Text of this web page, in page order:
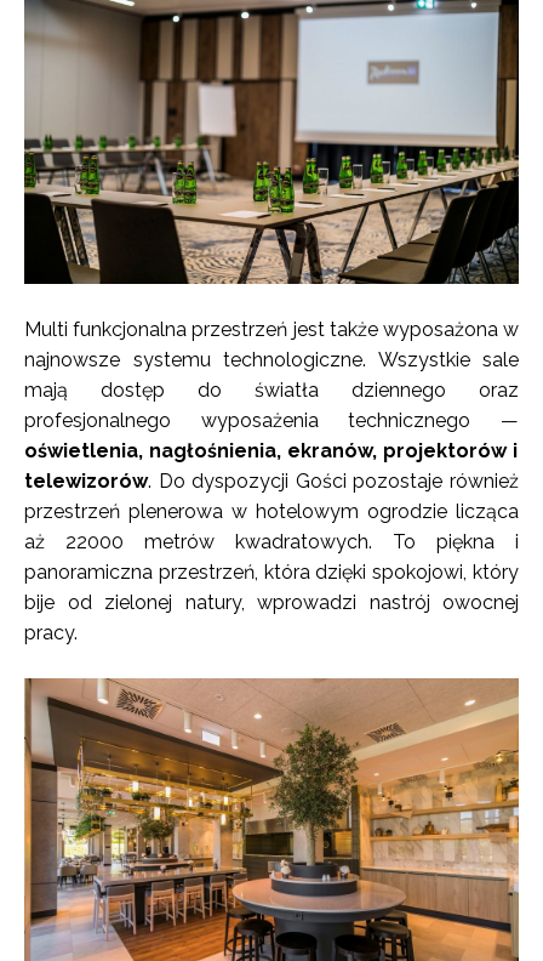
Multi funkcjonalna przestrzeń jest także wyposażona w
najnowsze systemu technologiczne. Wszystkie sale
mają dostęp do światła dziennego oraz
profesjonalnego wyposażenia technicznego —
oświetlenia, nagłośnienia, ekranów, projektorów i
telewizorów. Do dyspozycji Gości pozostaje również
przestrzeń plenerowa w hotelowym ogrodzie licząca
aż 22000 metrów kwadratowych. To piękna i
panoramiczna przestrzeń, która dzięki spokojowi, który
bije od zielonej natury, wprowadzi nastrój owocnej
pracy.